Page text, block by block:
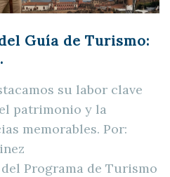
Guía de Turismo:
su labor clave
patrimonio y la
memorables. Por:
Programa de Turismo